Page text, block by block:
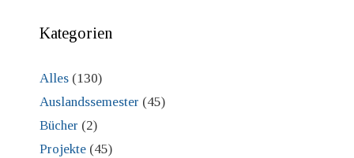
Kategorien
Alles (130)
Auslandssemester (45)
Bücher (2)
Projekte (45)